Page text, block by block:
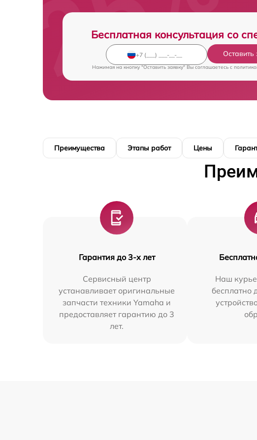
Бесплатная консультация со
Оставить
Нажимая на кнопку "Оставить заявку" Вы соглашаетесь c
Преимущества Этапы работ Цены
Гарантия до 3-х лет
Сервисный центр
устанавливает оригинальные
запчасти техники Yamaha и
предоставляет гарантию до 3
лет.
Наш
бесплатно